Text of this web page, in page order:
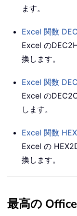
ます。
Excel 関数
Excel の
換します。
Excel 関数
Excel の
します。
Excel 関数
Excel の
換します。
最高の